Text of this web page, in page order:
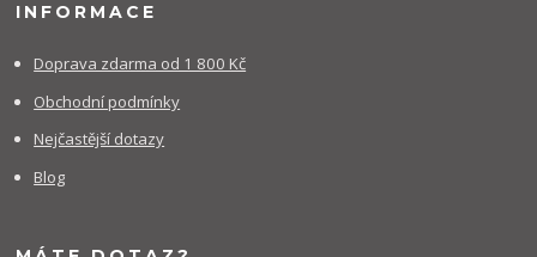
INFORMACE
Doprava zdarma od 1 800 Kč
Obchodní podmínky
Nejčastější dotazy
Blog